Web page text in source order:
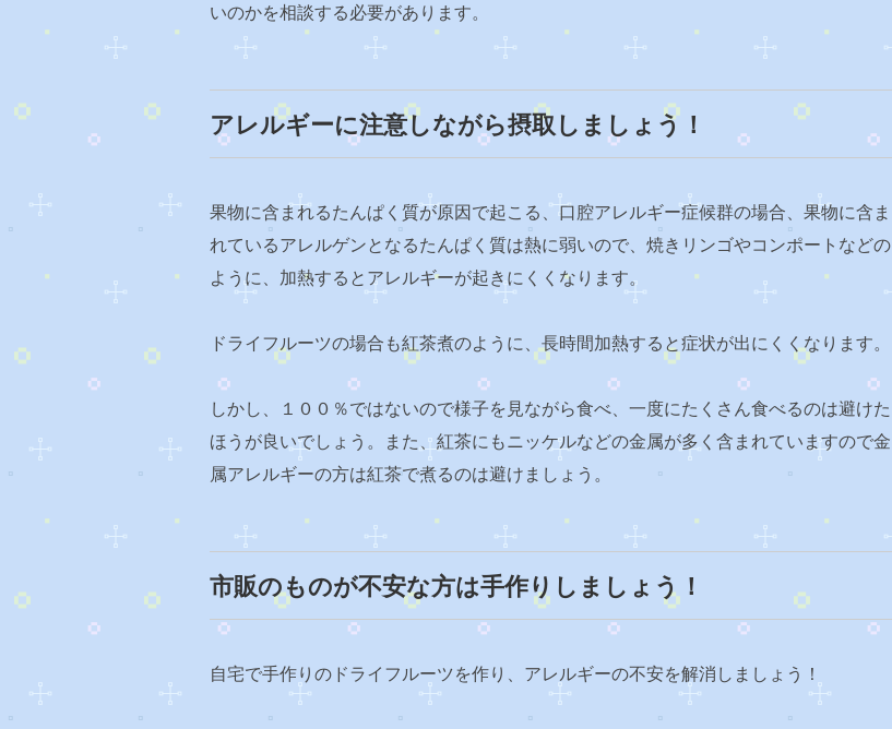
いのかを相談する必要があります。
アレルギーに注意しながら摂取しましょう！
果物に含まれるたんぱく質が原因で起こる、口腔アレルギー症候群の場合、果物に含ま
れているアレルゲンとなるたんぱく質は熱に弱いので、焼きリンゴやコンポートなどの
ように、加熱するとアレルギーが起きにくくなります。
ドライフルーツの場合も紅茶煮のように、長時間加熱すると症状が出にくくなります。
しかし、１００％ではないので様子を見ながら食べ、一度にたくさん食べるのは避けた
ほうが良いでしょう。また、紅茶にもニッケルなどの金属が多く含まれていますので金
属アレルギーの方は紅茶で煮るのは避けましょう。
市販のものが不安な方は手作りしましょう！
自宅で手作りのドライフルーツを作り、アレルギーの不安を解消しましょう！